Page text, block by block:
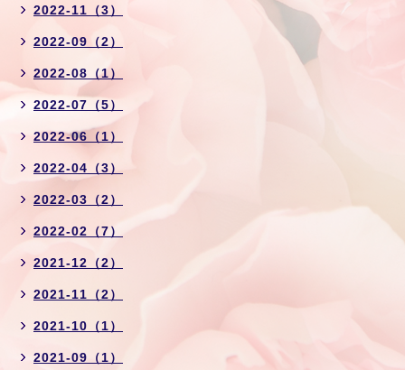
2022-11（3）
2022-09（2）
2022-08（1）
2022-07（5）
2022-06（1）
2022-04（3）
2022-03（2）
2022-02（7）
2021-12（2）
2021-11（2）
2021-10（1）
2021-09（1）